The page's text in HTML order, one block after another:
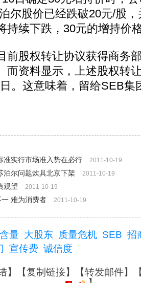
尔股价已经跌破20元/股
持续下跌，30元的增持价
股权转让协议获得商务
而资料显示，上述股权转
。这意味着，留给SEB集
准实行市场准入势在必行
2011-10-19
泊尔问题炊具北京下架 2011-10-19
观望 2011-10-19
难为消费者 2011-10-19
量 大股东 质量危机 SEB 招
宣传费 诚信度
】【复制链接】【转发邮件】